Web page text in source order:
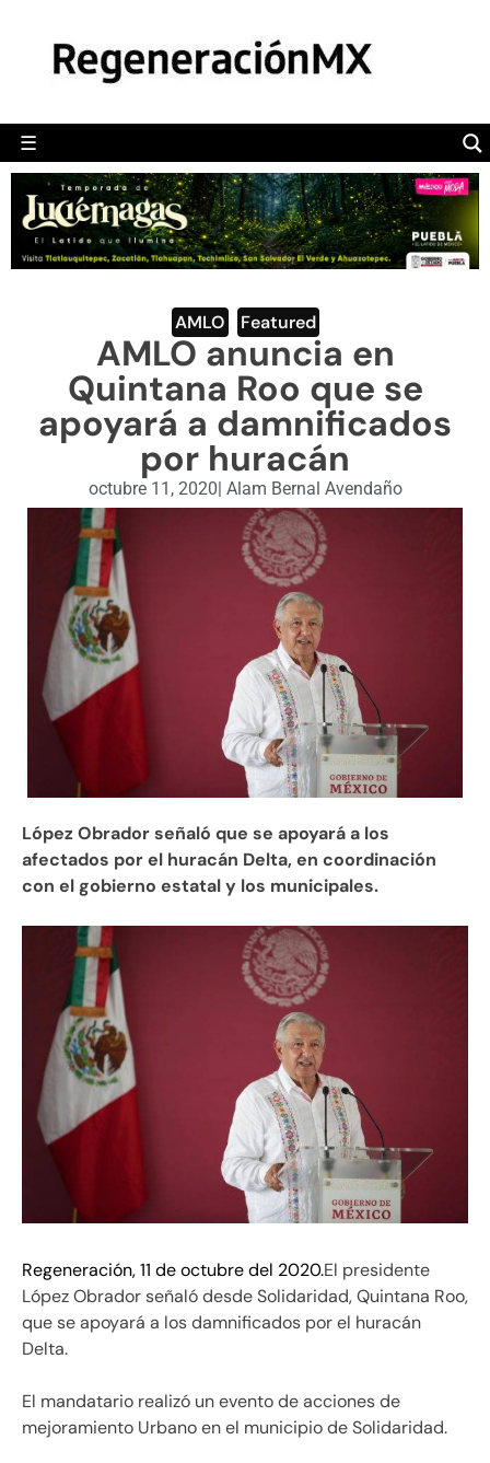
☰
POLÍTICA
CAMALEÓN
OPINIÓN
DEPORTES
ENGLISH SECTION
VIDEOS
AMLO Featured
AMLO anuncia en
Quintana Roo que se
apoyará a damnificados
por huracán
octubre 11, 2020| Alam Bernal Avendaño
López Obrador señaló que se apoyará a los
afectados por el huracán Delta, en coordinación
con el gobierno estatal y los municipales.
Regeneración, 11 de octubre del 2020.El presidente
López Obrador señaló desde Solidaridad, Quintana Roo,
que se apoyará a los damnificados por el huracán
Delta.
El mandatario realizó un evento de acciones de
mejoramiento Urbano en el municipio de Solidaridad.